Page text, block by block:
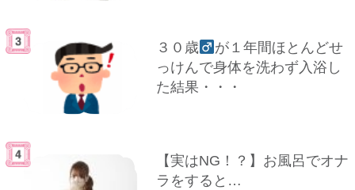
３０歳
が１年間ほとんどせ
っけんで身体を洗わず入浴し
た結果・・・
【実はNG！？】お風呂でオナ
ラをすると…